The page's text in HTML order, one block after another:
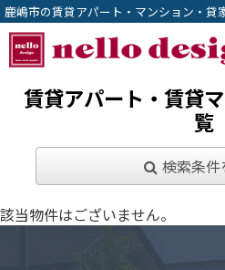
鹿嶋市の賃貸アパート・マンション・貸
賃貸アパート・賃貸
覧
検索条件
該当物件はございません。